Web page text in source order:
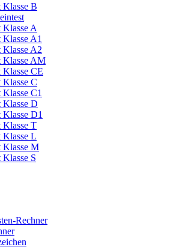
Klasse B
Klasse A
Klasse A1
Klasse A2
Klasse AM
Klasse CE
Klasse C
Klasse C1
Klasse D
Klasse D1
Klasse T
Klasse L
Klasse M
Klasse S
Rechner